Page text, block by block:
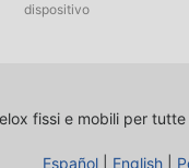
dispositivo
fissi e mobili per
Español English